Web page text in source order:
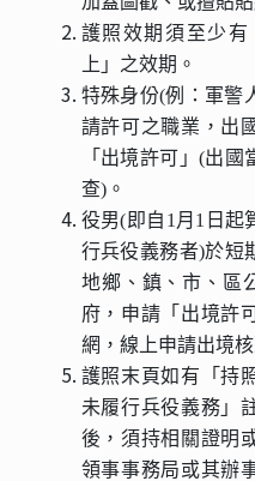
護照效期須至少
上」之效期。
特殊身份(例：軍警
請許可之職業，出
「出境許可」(出
查)。
役男(即自1月1日起
行兵役義務者)於短
地鄉、鎮、市、區
府，申請「出境許
網，線上申請出境核
護照末頁如有「持
未履行兵役義務」
後，須持相關證明
領事事務局或其辦